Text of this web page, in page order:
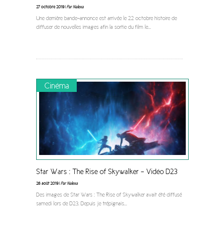
27 octobre 2019 |Par Nalexa
Une dernière bande-annonce est arrivée le 22 octobre histoire de
diffuser de nouvelles images afin la sortie du film le...
Cinéma
Star Wars : The Rise of Skywalker – Vidéo D23
26 août 2019 |Par Nalexa
Des images de Star Wars : The Rise of Skywalker avait été diffusé
samedi lors de D23. Depuis je trépignais...